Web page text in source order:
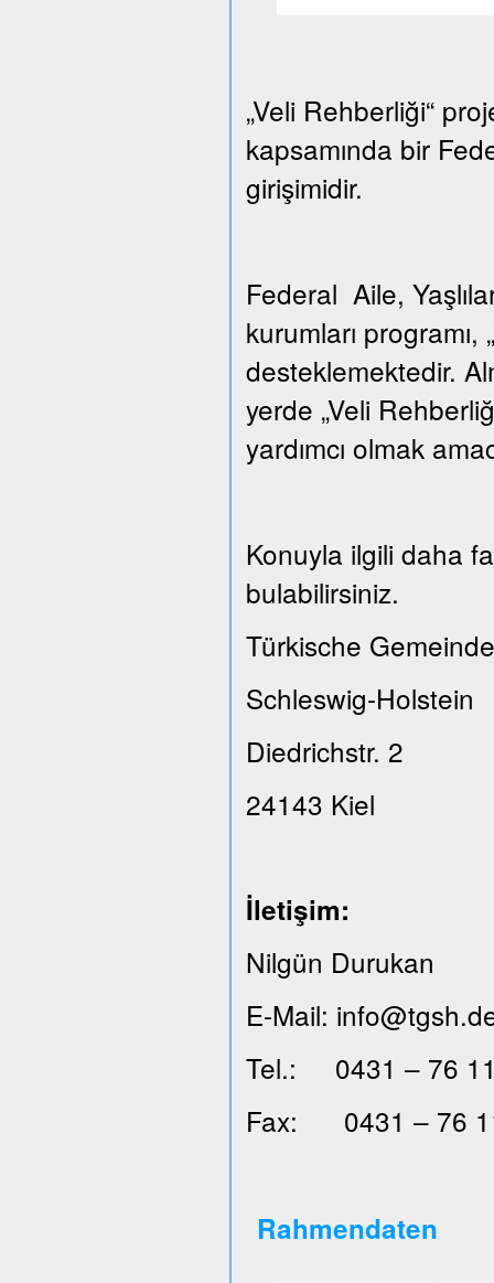
„Veli Rehberliği“
kapsamında bir
girişimidir.
Federal Aile,
kurumları programı,
desteklemektedir.
yerde „Veli
yardımcı olmak
Konuyla ilgili daha
bulabilirsiniz.
Türkische
Schleswig-Holstein
Diedrichstr. 2
24143 Kiel
İletişim:
Nilgün Durukan
E-Mail:
Tel.: 0431 – 76
Fax: 0431 – 76
Rahmendaten